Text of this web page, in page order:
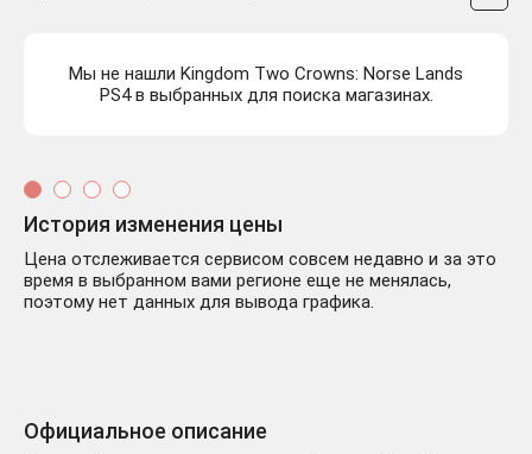
Мы не нашли Kingdom Two Crowns: Norse Lands
PS4 в выбранных для поиска магазинах.
История изменения цены
Цена отслеживается сервисом совсем недавно и за это
время в выбранном вами регионе еще не менялась,
поэтому нет данных для вывода графика.
Официальное описание